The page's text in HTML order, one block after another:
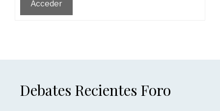
Acceder
Debates Recientes Foro